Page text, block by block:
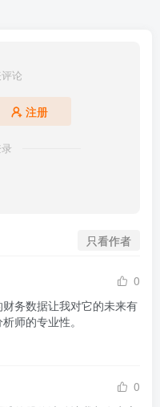
论
注册
只看作者
0
务数据让我对它的未来有
师的专业性。
0